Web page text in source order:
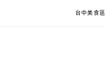
台中美食區